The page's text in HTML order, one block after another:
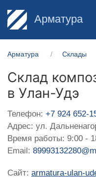
Арматура
Арматура Склады
Склад
в Улан-Удэ
Телефон: +7 924 652-
Адрес: ул.
Время работы: 9:00 -
Email:
Сайт: armatura-ulan-